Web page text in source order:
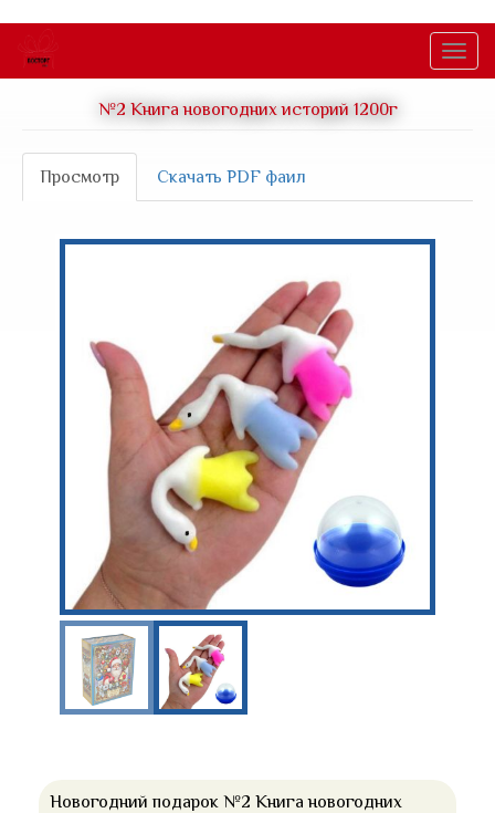
основному
содержанию
№2 Книга новогодних историй 1200г
Главные
вкладки
Просмотр (активная
вкладка)
Скачать PDF фаил
Книга
историй.jpg
Промо
вложения.jpg
Новогодний подарок №2 Книга новогодних